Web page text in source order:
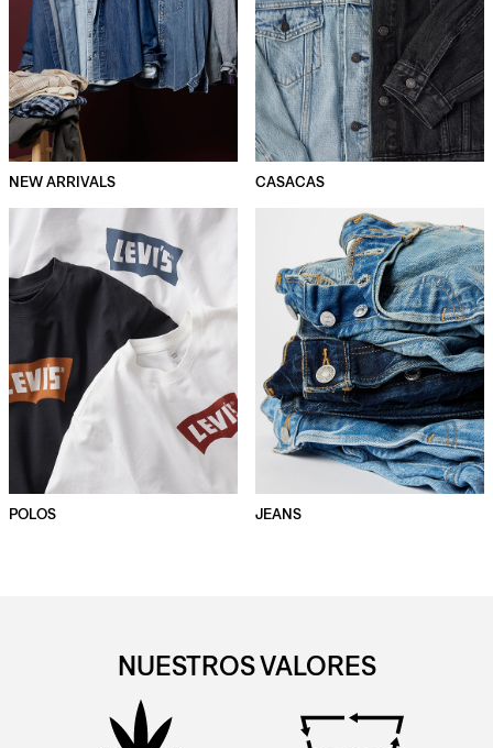
NEW ARRIVALS CASACAS
POLOS JEANS
NUESTROS VALORES